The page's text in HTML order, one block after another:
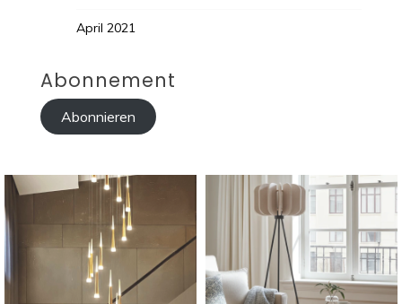
April 2021
Abonnement
Abonnieren